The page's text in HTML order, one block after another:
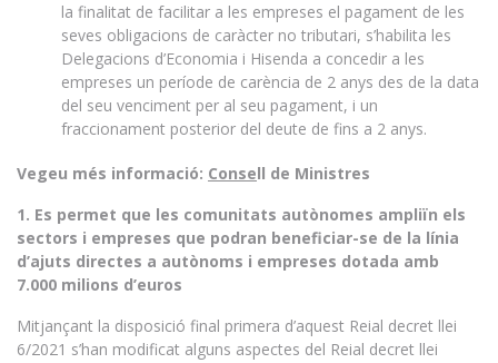
la finalitat de facilitar a les empreses el pagament de les
seves obligacions de caràcter no tributari, s’habilita les
Delegacions d’Economia i Hisenda a concedir a les
empreses un període de carència de 2 anys des de la data
del seu venciment per al seu pagament, i un
fraccionament posterior del deute de fins a 2 anys.
Vegeu més informació: Consell de Ministres
1. Es permet que les comunitats autònomes ampliïn els
sectors i empreses que podran beneficiar-se de la línia
d’ajuts directes a autònoms i empreses dotada amb
7.000 milions d’euros
Mitjançant la disposició final primera d’aquest Reial decret llei
6/2021 s’han modificat alguns aspectes del Reial decret llei